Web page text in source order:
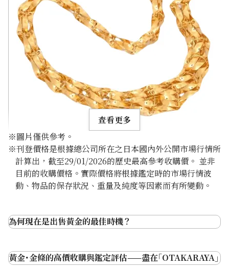
24K gold (K24) necklace
參考回收價
HKD 18,613.67
查看更多
※圖片僅供參考。
※刊登價格是根據總公司所在之日本國內外公開市場行情所
計算出，截至29/01/2026的歷史最高參考收購價。 並非
目前的收購價格。實際價格將根據鑑定時的市場行情波
動、物品的保存狀況、重量及純度等因素而有所變動。
為何現在是出售黃金的最佳時機？
黃金･金條的高價收購與鑑定評估——盡在｢OTAKARAYA｣